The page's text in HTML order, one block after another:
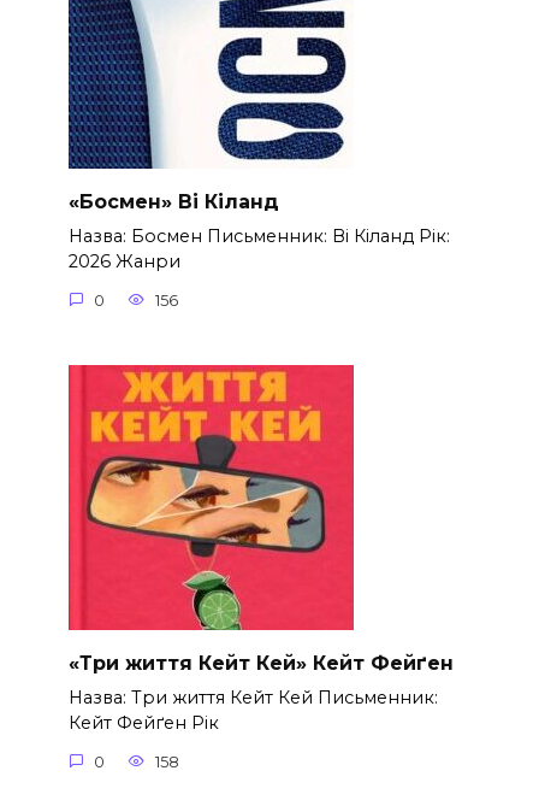
«Босмен» Ві Кіланд
Назва: Босмен Письменник: Ві Кіланд Рік:
2026 Жанри
0 156
«Три життя Кейт Кей» Кейт Фейґен
Назва: Три життя Кейт Кей Письменник:
Кейт Фейґен Рік
0 158